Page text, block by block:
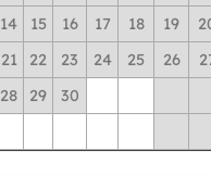
14
15 16 17 18 19
21
22 23 24 25 26
28
29 30